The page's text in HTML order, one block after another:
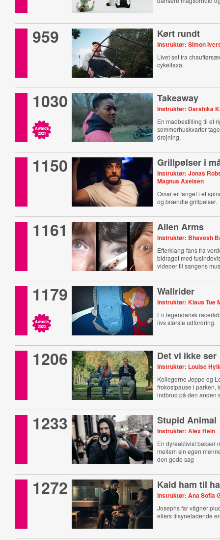
959 Kørt rundt
Instruktør: Simon
Livet set fra
cykeltaxa.
1030
Awards
2024
Takeaway
Instruktør: Darshika
En madbestilling til et
sommerhuskvarter
drejning.
1150 Grillpølser i
Instruktør: Jonas
Magnus Axelsen
Omar er fanget i et
og brændte grillpølser.
1161 Alien Arms
Instruktør: Bhavesh
Efterklang-fans fra
bidraget med
videoer til sangens
1179
Awards
2023
Wallrider
Instruktør: Klaus Tue
En legendarisk
livs største udfordring.
1206 Det vi ikke ser
Instruktør: Louise
Kollegerne Jeppe og
frokostpause i parken,
indbrud på den anden
1233 Stupid Animal
Instruktør: Alex Hein
En dyreaktivist bakser
mellem sin egen
den gode sag
1272 Kald ham til
Instruktør: Ana Sofia
Josephs far vågner
ellers tilsyneladende